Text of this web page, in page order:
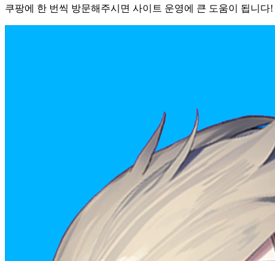
쿠팡에 한 번씩 방문해주시면 사이트 운영에 큰 도움이 됩니다!